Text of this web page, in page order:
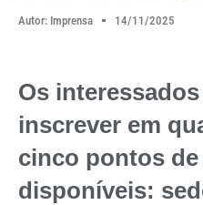
Autor: Imprensa 14/11/2025
Os
inscrever em
cinco pontos
disponíveis: